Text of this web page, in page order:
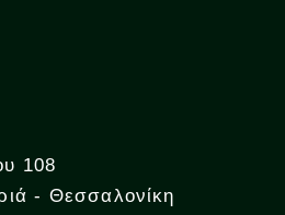
108
- Θεσσαλονίκη